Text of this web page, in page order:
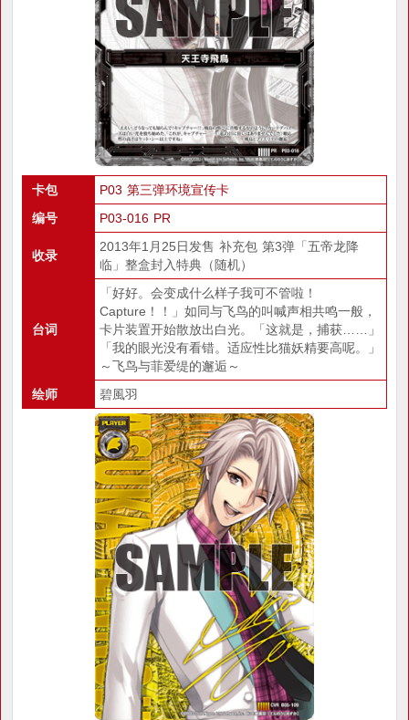
卡包
P03 第三弹环境宣传卡
编号
P03-016 PR
收录
2013年1月25日发售 补充包 第3弹「五帝龙降
临」整盒封入特典（随机）
台词
「好好。会变成什么样子我可不管啦！
Capture！！」如同与飞鸟的叫喊声相共鸣一般，
卡片装置开始散放出白光。「这就是，捕获……」
「我的眼光没有看错。适应性比猫妖精要高呢。」
～飞鸟与菲爱缇的邂逅～
绘师
碧風羽